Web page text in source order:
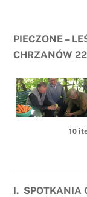
PIECZONE –
CHRZANÓW
10
I. SPOTKANIA